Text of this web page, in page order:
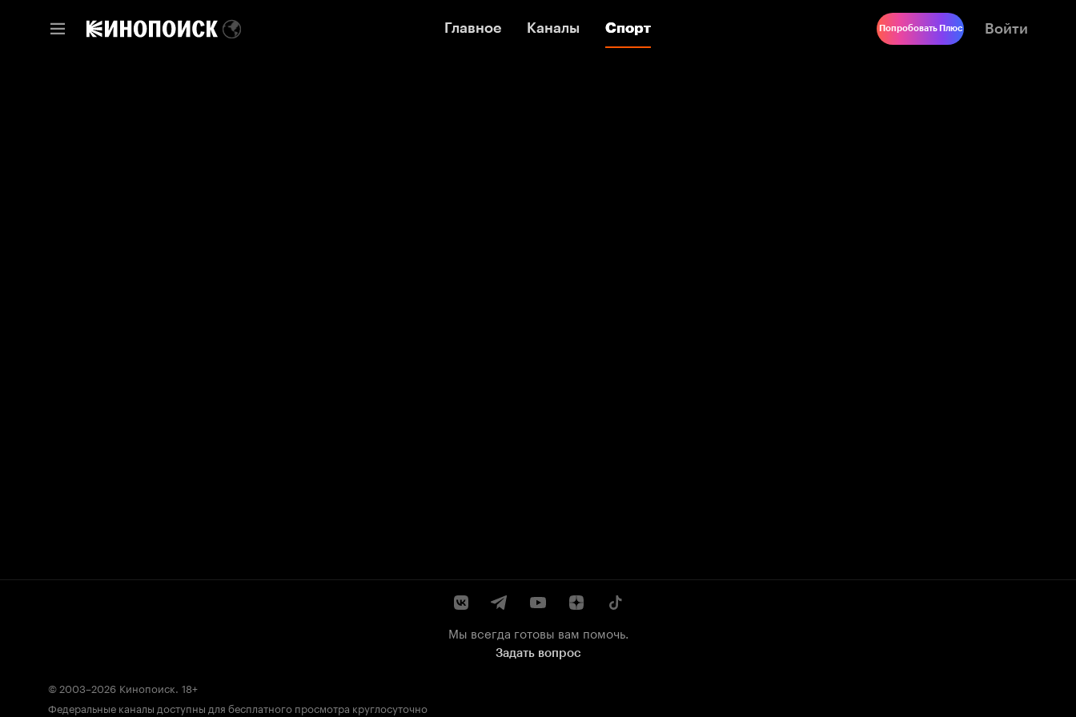
Главное Каналы Спорт
Главное Каналы Спорт Попробовать Плюс Войти
Мы всегда готовы вам помочь.
Задать вопрос
© 2003–2026 Кинопоиск. 18+
Федеральные каналы доступны для бесплатного просмотра круглосуточно